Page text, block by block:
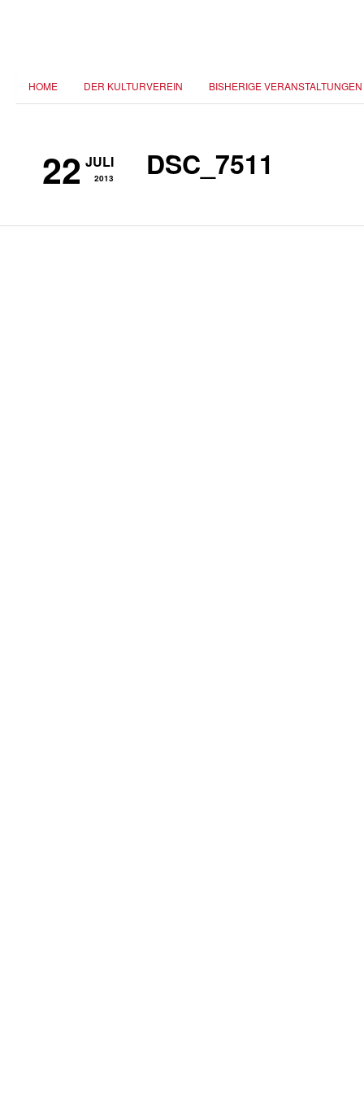
HOME DER KULTURVEREIN BISHERIGE VERANSTALTUNGEN
22 JULI
2013 DSC_7511